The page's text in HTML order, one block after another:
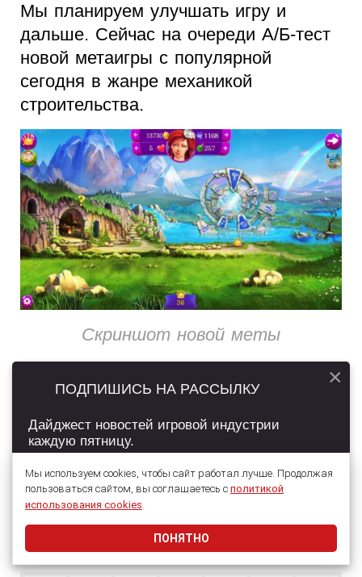
Мы планируем улучшать игру и
дальше. Сейчас на очереди А/Б-тест
новой метаигры с популярной
сегодня в жанре механикой
строительства.
Скриншот новой меты
работа с ASO — с иконками,
скриншотами, видео.
На разных этапах у игры было
несколько вариантов иконок. Текущая
показала лучшие результаты
конверсии. Однако мы продолжаем
делать новые.
Мы используем cookies, чтобы сайт работал лучше. Продолжая
пользоваться сайтом, вы соглашаетесь с политикой
использования cookies.
ПОНЯТНО
ПОДПИШИСЬ НА РАССЫЛКУ
Дайджест новостей игровой индустрии
каждую пятницу.
Даю согласие на обработкуперсональных данных
×